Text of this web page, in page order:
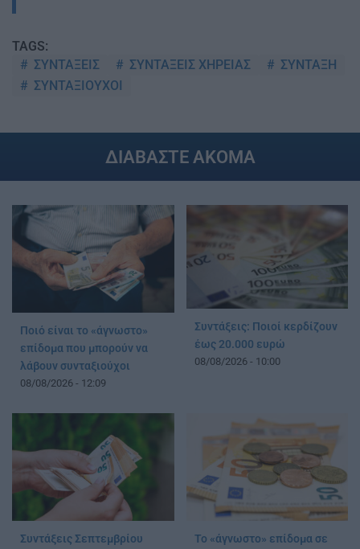
TAGS:
ΣΥΝΤΑΞΕΙΣ
ΣΥΝΤΑΞΕΙΣ ΧΗΡΕΙΑΣ
ΣΥΝΤΑΞΗ
ΣΥΝΤΑΞΙΟΥΧΟΙ
ΔΙΑΒΑΣΤΕ ΑΚΟΜΑ
Ποιό είναι το «άγνωστο»
επίδομα που μπορούν να
λάβουν συνταξιούχοι
08/08/2026 - 12:09
Συντάξεις: Ποιοί κερδίζουν
έως 20.000 ευρώ
08/08/2026 - 10:00
Συντάξεις Σεπτεμβρίου
Το «άγνωστο» επίδομα σε